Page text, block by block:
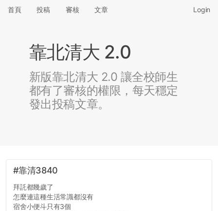
首頁 投稿 審核 文章 Login
靠北清大 2.0
新版靠北清大 2.0 讓全校師生
都有了審核的權限，每天穩定
發出投稿文章。
#靠清3840
拜託都幾歲了
怎麼連這種生活常識都沒有
宿舍小便斗只有3個